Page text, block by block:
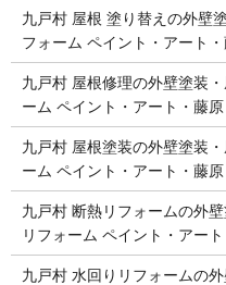
九戸村 屋根 塗り替えの外壁
フォーム ペイント・アート
九戸村 屋根修理の外壁塗装
ーム ペイント・アート・藤原
九戸村 屋根塗装の外壁塗装
ーム ペイント・アート・藤原
九戸村 断熱リフォームの外
リフォーム ペイント・アー
九戸村 水回りリフォームの